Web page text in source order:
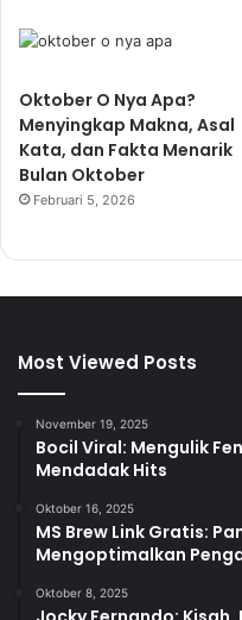
Oktober O Nya Apa?
Menyingkap Makna, Asal
Kata, dan Fakta Menarik
Bulan Oktober
Februari 5, 2026
Most Viewed Posts
November 19, 2025
Bocil Viral: Mengulik
Mendadak Hits
Oktober 16, 2025
MS Brew Link Gratis:
Mengoptimalkan
Oktober 8, 2025